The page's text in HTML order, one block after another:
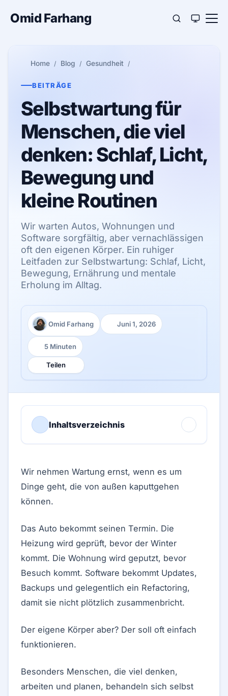
Omid Farhang
Home Blog Gesundheit
BEITRÄGE
Selbstwartung für
Menschen, die viel
denken: Schlaf, Licht,
Bewegung und
kleine Routinen
Wir warten Autos, Wohnungen und
Software sorgfältig, aber vernachlässigen
oft den eigenen Körper. Ein ruhiger
Leitfaden zur Selbstwartung: Schlaf, Licht,
Bewegung, Ernährung und mentale
Erholung im Alltag.
Autor:
Omid Farhang
Veröffentlicht:
Juni 1, 2026
Lesezeit:
5 Minuten
Teilen
Inhaltsverzeichnis
Wir nehmen Wartung ernst, wenn es um
Dinge geht, die von außen kaputtgehen
können.
Das Auto bekommt seinen Termin. Die
Heizung wird geprüft, bevor der Winter
kommt. Die Wohnung wird geputzt, bevor
Besuch kommt. Software bekommt Updates,
Backups und gelegentlich ein Refactoring,
damit sie nicht plötzlich zusammenbricht.
Der eigene Körper aber? Der soll oft einfach
funktionieren.
Besonders Menschen, die viel denken,
arbeiten und planen, behandeln sich selbst